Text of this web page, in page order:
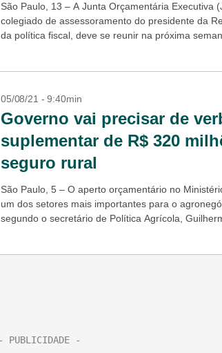
São Paulo, 13 – A Junta Orçamentária Executiva
colegiado de assessoramento do presidente da
da política fiscal, deve se reunir na próxima
05/08/21 - 9:40min
Governo vai precisar de
suplementar de R$ 320
seguro rural
São Paulo, 5 – O aperto orçamentário no
um dos setores mais importantes para o
segundo o secretário de Política Agrícola,